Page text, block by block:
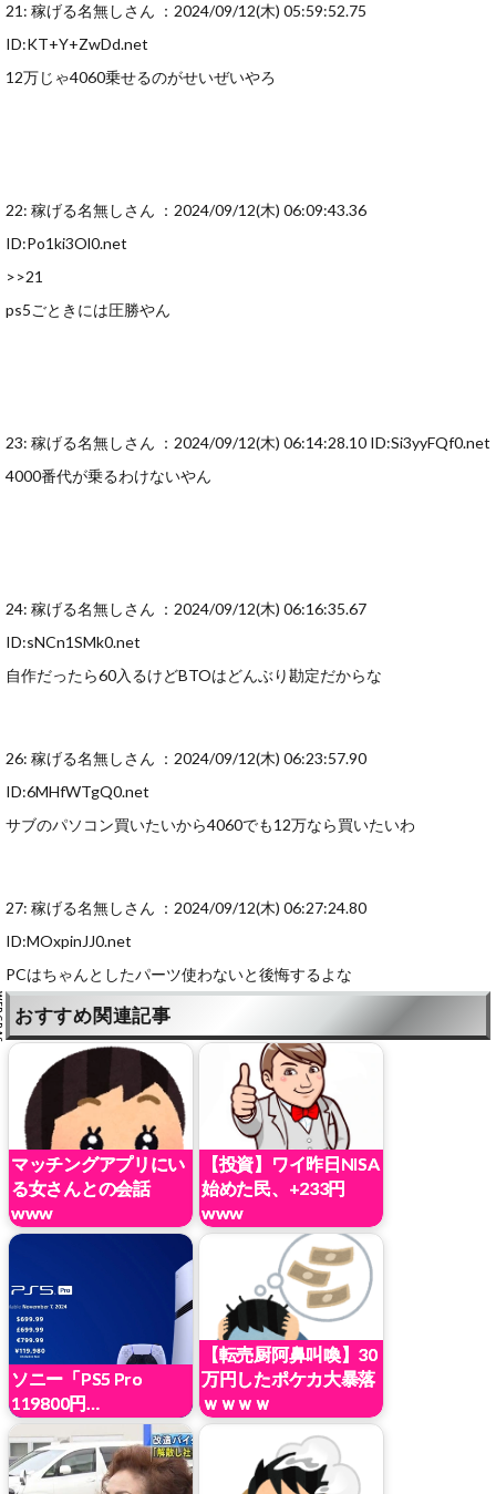
21: 稼げる名無しさん ：2024/09/12(木) 05:59:52.75
ID:KT+Y+ZwDd.net
12万じゃ4060乗せるのがせいぜいやろ
22: 稼げる名無しさん ：2024/09/12(木) 06:09:43.36
ID:Po1ki3Ol0.net
>>21
ps5ごときには圧勝やん
23: 稼げる名無しさん ：2024/09/12(木) 06:14:28.10 ID:Si3yyFQf0.net
4000番代が乗るわけないやん
24: 稼げる名無しさん ：2024/09/12(木) 06:16:35.67
ID:sNCn1SMk0.net
自作だったら60入るけどBTOはどんぶり勘定だからな
26: 稼げる名無しさん ：2024/09/12(木) 06:23:57.90
ID:6MHfWTgQ0.net
サブのパソコン買いたいから4060でも12万なら買いたいわ
27: 稼げる名無しさん ：2024/09/12(木) 06:27:24.80
ID:MOxpinJJ0.net
PCはちゃんとしたパーツ使わないと後悔するよな
おすすめ関連記事
マッチングアプリにい
る女さんとの会話
www
【投資】ワイ昨日NISA
始めた民、+233円
www
ソニー「PS5 Pro
119800円…
【転売厨阿鼻叫喚】30
万円したポケカ大暴落
ｗｗｗｗ